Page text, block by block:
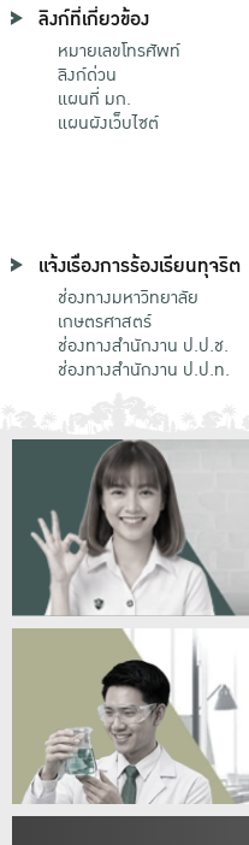
ลิงก์ที่เกี่ยวข้อง
หมายเลขโทรศัพท์
ลิงก์ด่วน
แผนที่ มก.
แผนผังเว็บไซต์
แจ้งเรื่องการร้องเรียนทุจริต
ช่องทางมหาวิทยาลัย
เกษตรศาสตร์
ช่องทางสำนักงาน ป.ป.ช.
ช่องทางสำนักงาน ป.ป.ท.